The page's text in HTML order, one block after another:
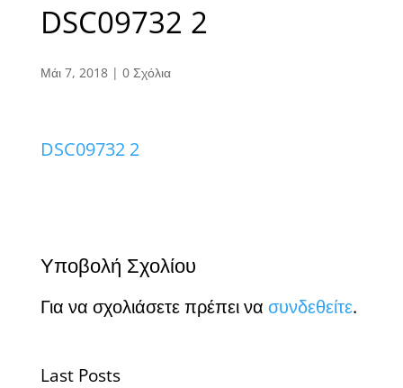
DSC09732 2
Μάι 7, 2018| 0 Σχόλια
DSC09732 2
Υποβολή Σχολίου
Για να σχολιάσετε πρέπει να συνδεθείτε.
Last Posts